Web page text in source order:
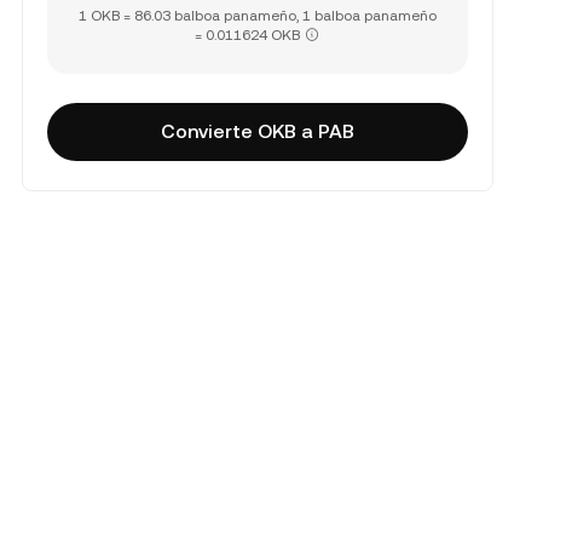
1 OKB = 86.03 balboa panameño, 1 balboa panameño
= 0.011624 OKB
Convierte OKB a PAB